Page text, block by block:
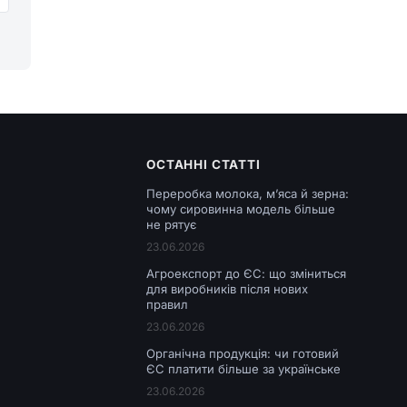
ОСТАННІ СТАТТІ
Переробка молока, м’яса й зерна:
чому сировинна модель більше
не рятує
23.06.2026
Агроекспорт до ЄС: що зміниться
для виробників після нових
правил
23.06.2026
Органічна продукція: чи готовий
ЄС платити більше за українське
23.06.2026